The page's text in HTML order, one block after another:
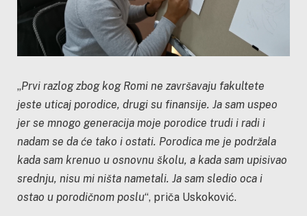
„Prvi razlog zbog kog Romi ne završavaju fakultete
jeste uticaj porodice, drugi su finansije. Ja sam uspeo
jer se mnogo generacija moje porodice trudi i radi i
nadam se da će tako i ostati. Porodica me je podržala
kada sam krenuo u osnovnu školu, a kada sam upisivao
srednju, nisu mi ništa nametali. Ja sam sledio oca i
ostao u porodičnom poslu“, priča Uskoković.